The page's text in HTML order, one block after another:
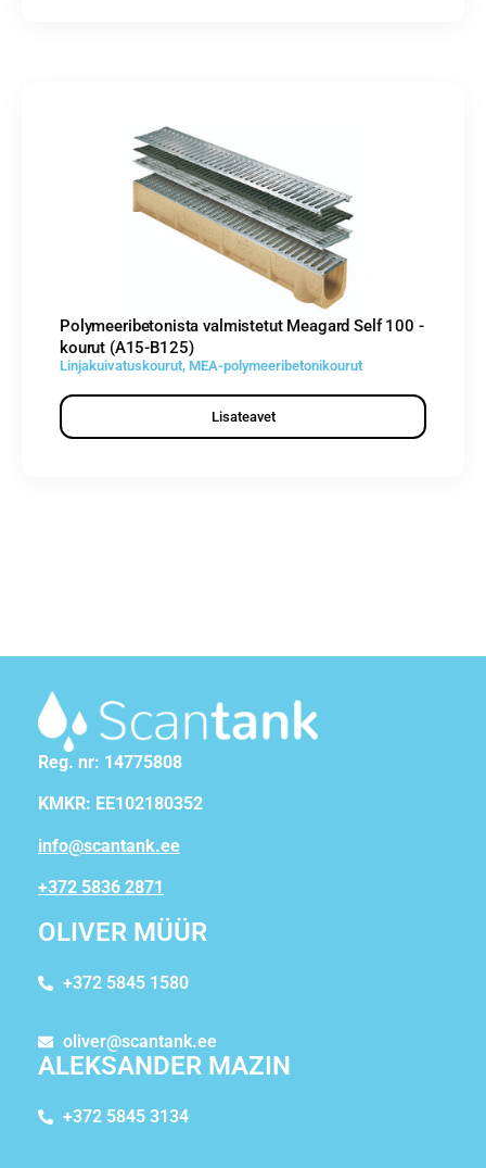
Polymeeribetonista valmistetut Meagard Self 100 -
kourut (A15-B125)
Linjakuivatuskourut, MEA-polymeeribetonikourut
Lisateavet
Reg. nr: 14775808
KMKR: EE102180352
info@scantank.ee
+372 5836 2871
OLIVER MÜÜR
+372 5845 1580
oliver@scantank.ee
ALEKSANDER MAZIN
+372 5845 3134